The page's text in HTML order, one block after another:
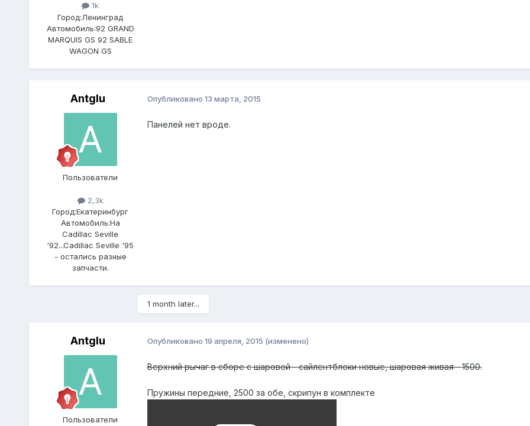
1k
Город:Ленинград
Автомобиль:92 GRAND
MARQUIS GS 92 SABLE
WAGON GS
Antglu
Пользователи
2,3k
Город:Екатеринбург
Автомобиль:На
Cadillac Seville
'92...Cadillac Seville '95
- остались разные
запчасти.
Опубликовано 13 марта, 2015
Панелей нет вроде.
1 month later...
Antglu
Пользователи
Опубликовано 19 апреля, 2015 (изменено)
Верхний рычаг в сборе с шаровой - сайлентблоки новые, шаровая живая - 1500.
Пружины передние, 2500 за обе, скрипун в комплекте